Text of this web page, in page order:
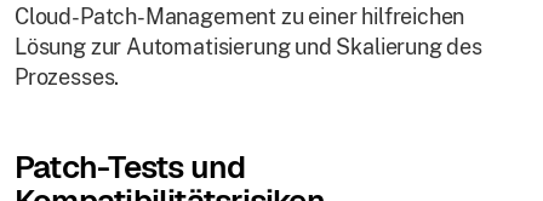
Cloud-Patch-Management zu einer hilfreichen
Lösung zur Automatisierung und Skalierung des
Prozesses.
Patch-Tests und